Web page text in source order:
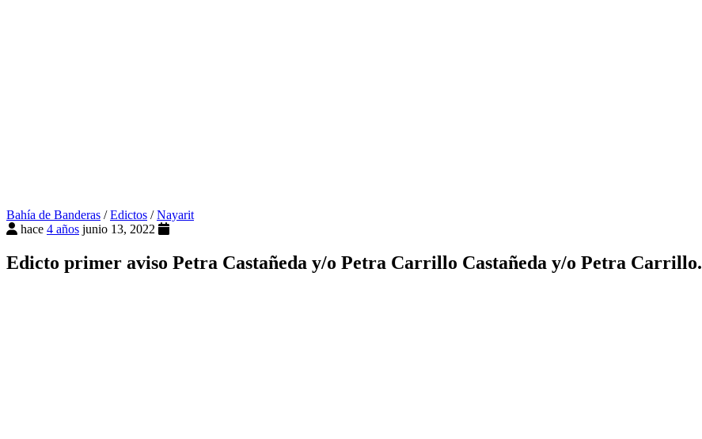
Bahía de Banderas /Edictos /Nayarit
hace 4 años junio 13, 2022
Edicto primer aviso Petra Castañeda y/o Petra Carrillo Castañeda y/o Petra Carrillo.